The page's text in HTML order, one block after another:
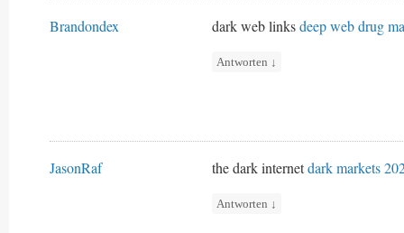
Brandondex dark web linksdeep web drug
Antworten ↓
JasonRaf the dark internetdark markets
Antworten ↓